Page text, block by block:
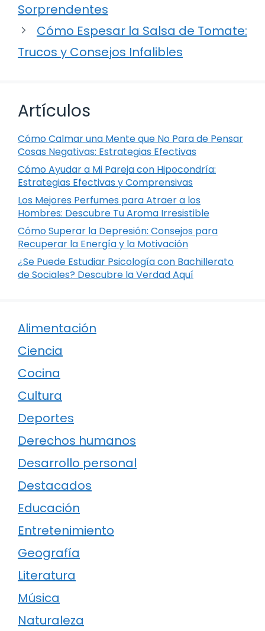
Sorprendentes
Cómo Espesar la Salsa de Tomate:
Trucos y Consejos Infalibles
Artículos
Cómo Calmar una Mente que No Para de Pensar
Cosas Negativas: Estrategias Efectivas
Cómo Ayudar a Mi Pareja con Hipocondría:
Estrategias Efectivas y Comprensivas
Los Mejores Perfumes para Atraer a los
Hombres: Descubre Tu Aroma Irresistible
Cómo Superar la Depresión: Consejos para
Recuperar la Energía y la Motivación
¿Se Puede Estudiar Psicología con Bachillerato
de Sociales? Descubre la Verdad Aquí
Alimentación
Ciencia
Cocina
Cultura
Deportes
Derechos humanos
Desarrollo personal
Destacados
Educación
Entretenimiento
Geografía
Literatura
Música
Naturaleza